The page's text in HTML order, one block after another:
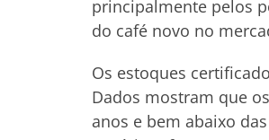
principalmente pelos
do café novo no
Os estoques
Dados mostram que
anos e bem abaixo